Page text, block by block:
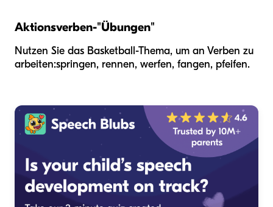
Aktionsverben-"Übungen"
Nutzen Sie das Basketball-Thema, um an Verben zu
arbeiten:springen, rennen, werfen, fangen, pfeifen.